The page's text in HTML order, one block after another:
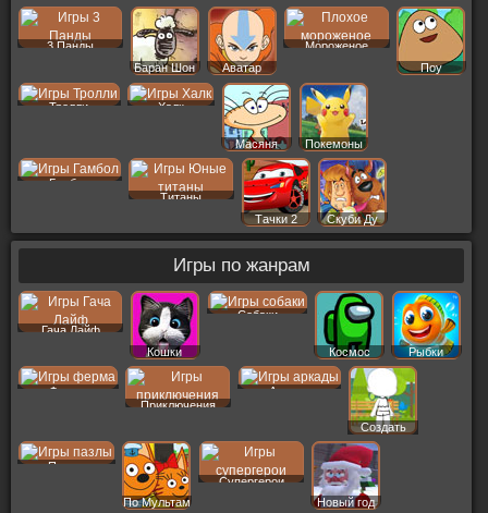
3 Панды
Баран Шон
Аватар
Мороженое
Поу
Тролли Халк
Масяня Покемоны
Гамбол
Титаны
Тачки 2
Скуби Ду
Игры по жанрам
Гача Лайф
Кошки
Собаки
Космос Рыбки
Ферма
Приключения
Аркады
Создать
Пер
Пазлы
По Мультам
Супергерои
Новый год